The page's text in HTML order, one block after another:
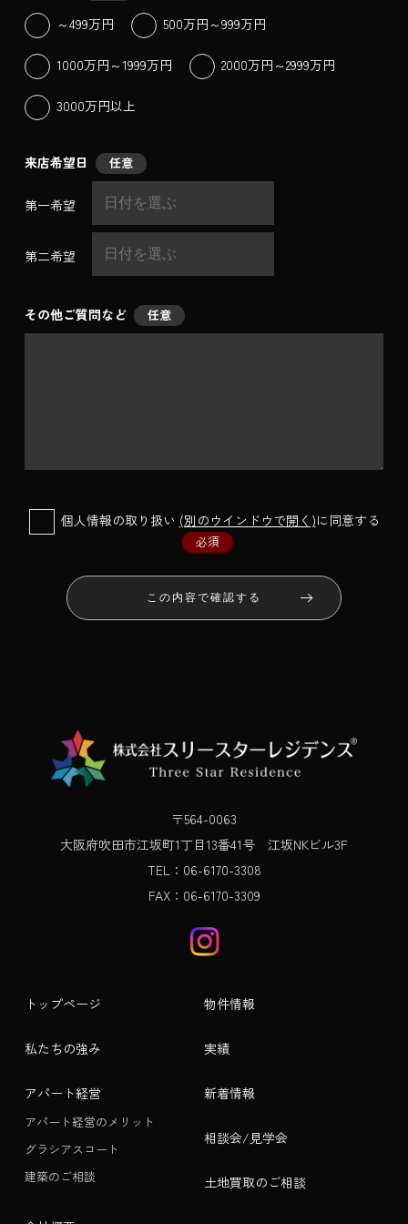
～499万円 500万円～999万円
1000万円～1999万円 2000万円～2999万円
3000万円以上
来店希望日 任意
第一希望
第二希望
その他ご質問など 任意
個人情報の取り扱い (別のウインドウで開く)に同意する
必須
〒564-0063
大阪府吹田市江坂町1丁目13番41号 江坂NKビル3F
TEL：06-6170-3308
FAX：06-6170-3309
トップページ
私たちの強み
アパート経営
アパート経営のメリット
グラシアスコート
建築のご相談
物件情報
実績
新着情報
相談会/見学会
土地買取のご相談